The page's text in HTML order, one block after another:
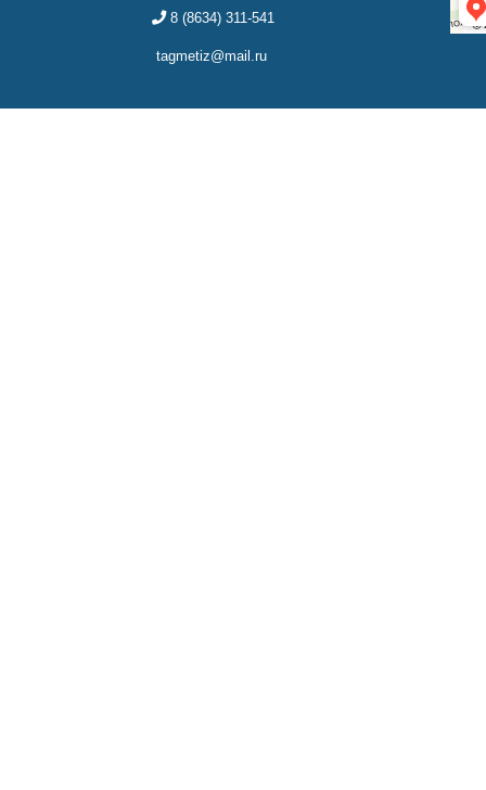
8 (8634) 311-541
tagmetiz@mail.ru